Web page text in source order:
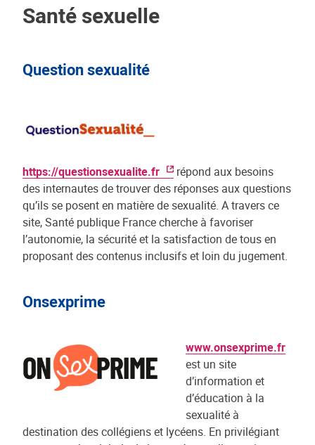
Santé sexuelle
Question sexualité
https://questionsexualite.fr
répond aux besoins
des internautes de trouver des réponses aux questions
qu’ils se posent en matière de sexualité. A travers ce
site, Santé publique France cherche à favoriser
l’autonomie, la sécurité et la satisfaction de tous en
proposant des contenus inclusifs et loin du jugement.
Onsexprime
www.onsexprime.fr
est un site
d’information et
d’éducation à la
sexualité à
destination des collégiens et lycéens. En privilégiant